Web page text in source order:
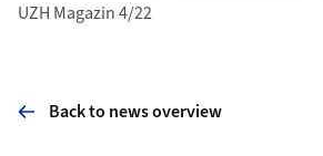
UZH Magazin 4/22
Back to news overview